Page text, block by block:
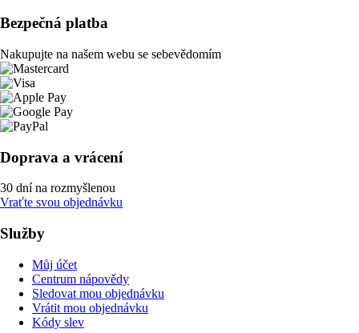
Bezpečná platba
Nakupujte na našem webu se sebevědomím
Doprava a vrácení
30 dní na rozmyšlenou
Vraťte svou objednávku
Služby
Můj účet
Centrum nápovědy
Sledovat mou objednávku
Vrátit mou objednávku
Kódy slev